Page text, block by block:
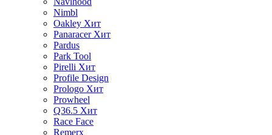
Nimbl
Oakley Хит
Panaracer Хит
Pardus
Park Tool
Pirelli Хит
Profile Design
Prologo Хит
Prowheel
Q36.5 Хит
Race Face
Remerx